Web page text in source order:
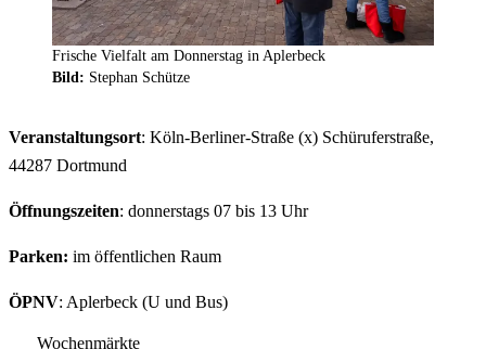
Frische Vielfalt am Donnerstag in Aplerbeck
Bild: Stephan Schütze
Veranstaltungsort: Köln-Berliner-Straße (x) Schüruferstraße,
44287 Dortmund
Öffnungszeiten: donnerstags 07 bis 13 Uhr
Parken: im öffentlichen Raum
ÖPNV: Aplerbeck (U und Bus)
Wochenmärkte